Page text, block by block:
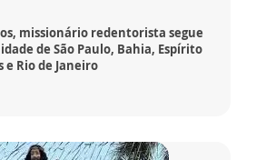
missionário redentorista segue
de São Paulo, Bahia, Espírito
e Rio de Janeiro